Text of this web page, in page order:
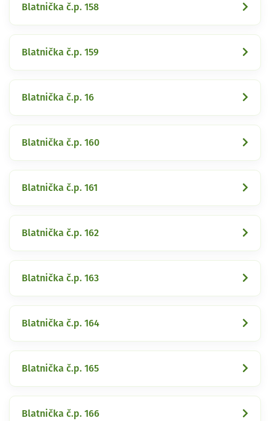
Blatnička č.p. 158
Blatnička č.p. 159
Blatnička č.p. 16
Blatnička č.p. 160
Blatnička č.p. 161
Blatnička č.p. 162
Blatnička č.p. 163
Blatnička č.p. 164
Blatnička č.p. 165
Blatnička č.p. 166